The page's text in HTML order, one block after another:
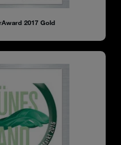
2017 Gold